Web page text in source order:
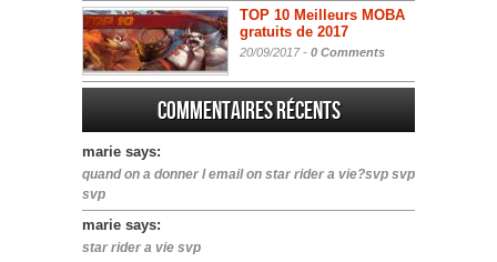
TOP 10 Meilleurs MOBA
gratuits de 2017
20/09/2017 - 0 Comments
Commentaires récents
marie says:
quand on a donner l email on star rider a vie?svp svp
svp
marie says:
star rider a vie svp